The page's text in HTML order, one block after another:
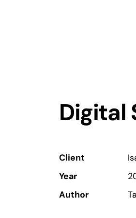
Digital
Client
Year
Author